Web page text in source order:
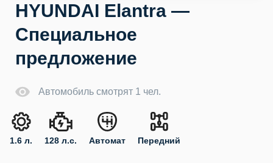
HYUNDAI Elantra —
Специальное
предложение
Автомобиль смотрят 1 чел.
1.6 л. 128 л.с. Автомат Передний